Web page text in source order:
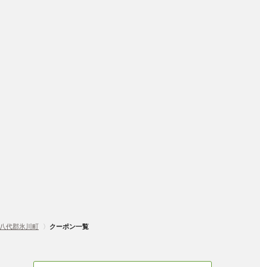
八代郡氷川町 〉 クーポン一覧